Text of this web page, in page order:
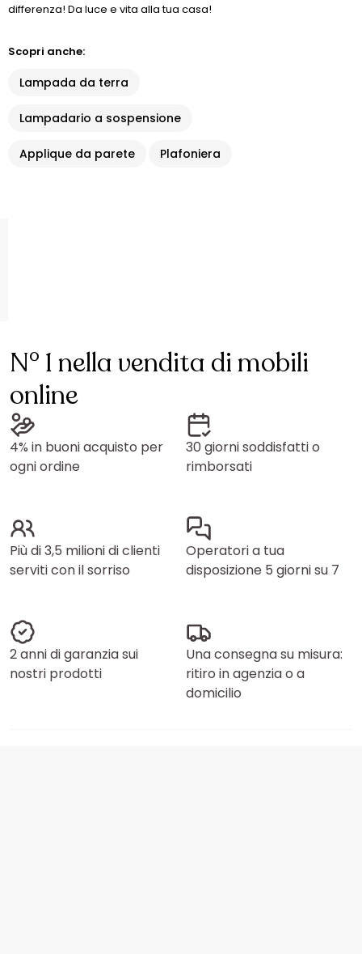
differenza! Da luce e vita alla tua casa!
Scopri anche:
Lampada da terra
Lampadario a sospensione
Applique da parete Plafoniera
N° 1 nella vendita di mobili
online
4% in buoni acquisto per
ogni ordine
30 giorni soddisfatti o
rimborsati
Più di 3,5 milioni di clienti
serviti con il sorriso
Operatori a tua
disposizione 5 giorni su 7
2 anni di garanzia sui
nostri prodotti
Una consegna su misura:
ritiro in agenzia o a
domicilio